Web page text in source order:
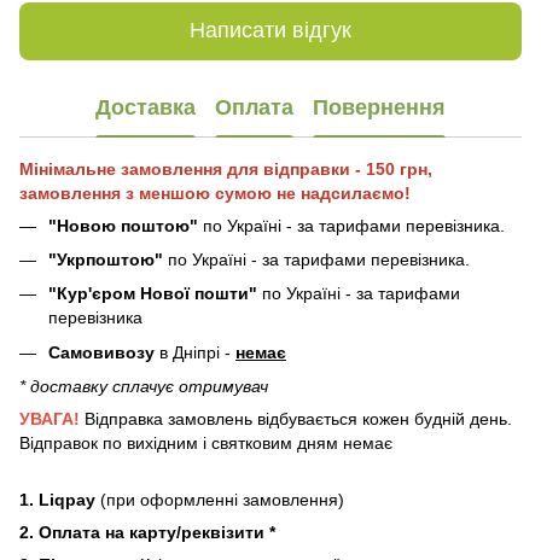
Написати відгук
Доставка Оплата Повернення
Мінімальне замовлення для відправки - 150 грн,
замовлення з меншою сумою не надсилаємо!
"Новою поштою" по Україні - за тарифами перевізника.
"Укрпоштою" по Україні - за тарифами перевізника.
"Кур'єром Нової пошти" по Україні - за тарифами
перевізника
Самовивозу в Дніпрі - немає
* доставку сплачує отримувач
УВАГА! Відправка замовлень відбувається кожен будній день.
Відправок по вихідним і святковим дням немає
1. Liqpay (при оформленні замовлення)
2. Оплата на карту/реквізити *